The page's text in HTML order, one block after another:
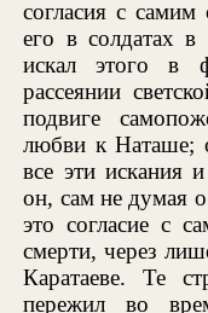
согласия с
его в солдатах
искал этого в
рассеянии
подвиге
любви к Наташе;
все эти искания
он, сам не думая
это согласие с
смерти, через
Каратаеве. Те
пережил во